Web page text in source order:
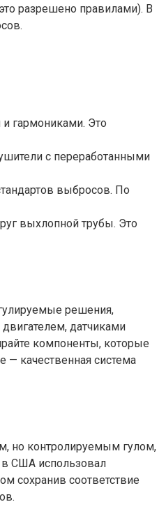
разрешено правилами). В
и гармониками. Это
с переработанными
выбросов. По
выхлопной трубы. Это
решения,
датчиками
компоненты, которые
— качественная система
но контролируемым гулом,
в США использовал
сохранив соответствие